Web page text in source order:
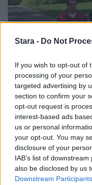
Stara - Do Not
If you wish to opt-out of
processing of your
targeted advertising by
section to confirm your
opt-out request is
interest-based ads
us or personal
your opt-out. You may
disclosure of your
IAB’s list of
also be disclosed by us
Downstream Participants
StaraTV
30.6.2015, 13:00
StaraTV: